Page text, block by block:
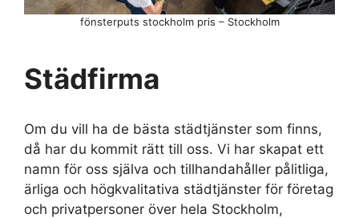
Städfirma
Om du vill ha de bästa städtjänster som finns,
då har du kommit rätt till oss. Vi har skapat ett
namn för oss själva och tillhandahåller pålitliga,
ärliga och högkvalitativa städtjänster för företag
och privatpersoner över hela Stockholm,
fönsterputs stockholm pris – Stockholm